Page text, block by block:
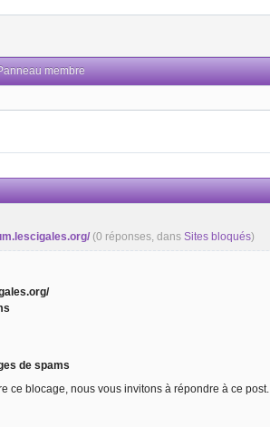
membre
(0 réponses, dans Sites bloqués)
de spams
ce blocage, nous vous invitons à répondre à ce post.